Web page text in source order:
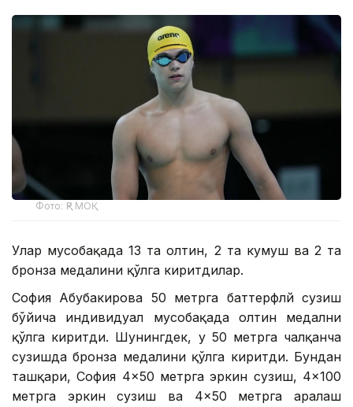
Фото: ҚР МОҚ
Улар мусобақада 13 та олтин, 2 та кумуш ва 2 та
бронза медалини қўлга киритдилар.
София Абубакирова 50 метрга баттерфлй сузиш
бўйича индивидуал мусобақада олтин медални
қўлга киритди. Шунингдек, у 50 метрга чалқанча
сузишда бронза медалини қўлга киритди. Бундан
ташқари, София 4×50 метрга эркин сузиш, 4×100
метрга эркин сузиш ва 4×50 метрга аралаш